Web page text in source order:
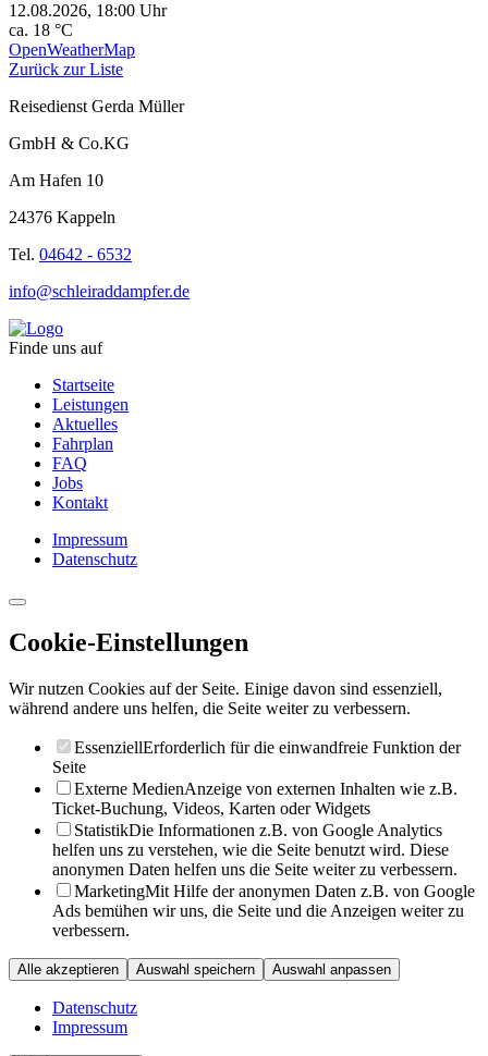
12.08.2026, 18:00 Uhr
ca. 18 °C
OpenWeatherMap
Zurück zur Liste
Reisedienst Gerda Müller
GmbH & Co.KG
Am Hafen 10
24376 Kappeln
Tel. 04642 - 6532
info@schleiraddampfer.de
Finde uns auf
Startseite
Leistungen
Aktuelles
Fahrplan
FAQ
Jobs
Kontakt
Impressum
Datenschutz
Cookie-Einstellungen
Wir nutzen Cookies auf der Seite. Einige davon sind essenziell,
während andere uns helfen, die Seite weiter zu verbessern.
EssenziellErforderlich für die einwandfreie Funktion der
Seite
Externe MedienAnzeige von externen Inhalten wie z.B.
Ticket-Buchung, Videos, Karten oder Widgets
StatistikDie Informationen z.B. von Google Analytics
helfen uns zu verstehen, wie die Seite benutzt wird. Diese
anonymen Daten helfen uns die Seite weiter zu verbessern.
MarketingMit Hilfe der anonymen Daten z.B. von Google
Ads bemühen wir uns, die Seite und die Anzeigen weiter zu
verbessern.
Alle akzeptieren Auswahl speichern Auswahl anpassen
Datenschutz
Impressum